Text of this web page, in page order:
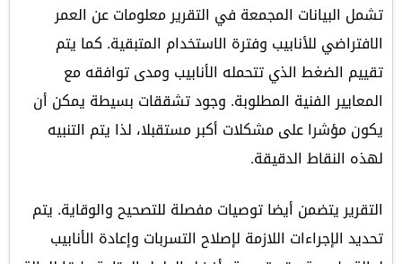
تشمل البيانات المجمعة في التقرير معلومات عن العمر
الافتراضي للأنابيب وفترة الاستخدام المتبقية. كما يتم
تقييم الضغط الذي تتحمله الأنابيب ومدى توافقه مع
المعايير الفنية المطلوبة. وجود تشققات بسيطة يمكن أن
يكون مؤشرا على مشكلات أكبر مستقبلا، لذا يتم التنبيه
لهذه النقاط الدقيقة.
التقرير يتضمن أيضا توصيات مفصلة للتصحيح والوقاية. يتم
تحديد الإجراءات اللازمة لإصلاح التسربات وإعادة الأنابيب